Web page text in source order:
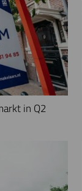
in Q2